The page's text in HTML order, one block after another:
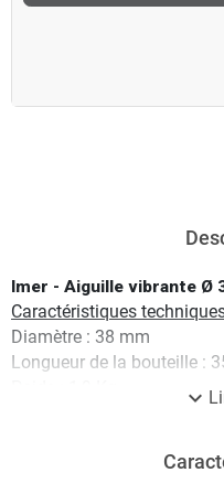
Imer - Aiguille vibrante Ø
Caractéristiques
Diamètre : 38 mm
Longueur de la bouteille :
expand_more